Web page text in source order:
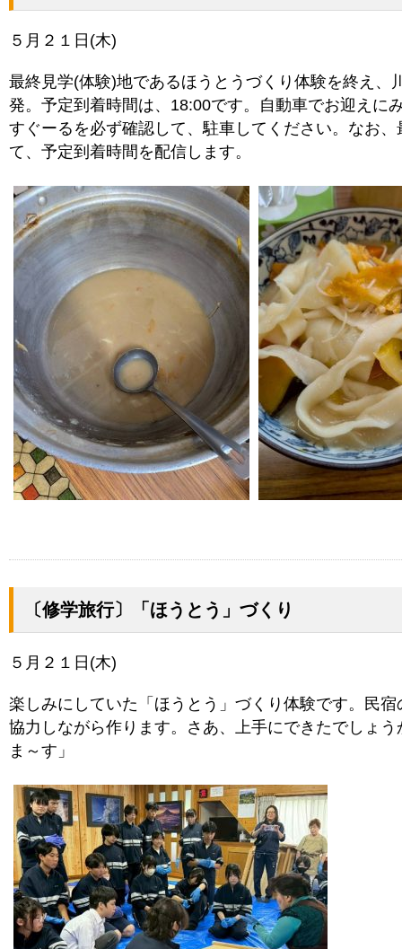
５月２１日(木)
最終見学(体験)地であるほうとうづくり体験を終え、
発。予定到着時間は、18:00です。自動車でお迎えに
すぐーるを必ず確認して、駐車してください。なお
て、予定到着時間を配信します。
〔修学旅行〕「ほうとう」づくり
５月２１日(木)
楽しみにしていた「ほうとう」づくり体験です。民
協力しながら作ります。さあ、上手にできたでしょ
ま～す」